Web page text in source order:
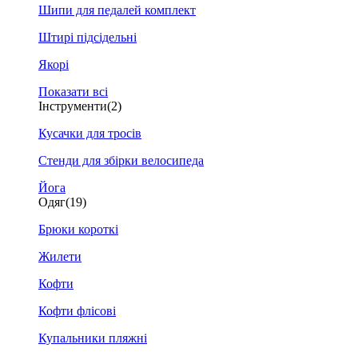
Шипи для педалей комплект
Штирі підсідельні
Якорі
Показати всі
Інструменти(2)
Кусачки для тросів
Стенди для збірки велосипеда
Йога
Одяг(19)
Брюки короткі
Жилети
Кофти
Кофти флісові
Купальники пляжні